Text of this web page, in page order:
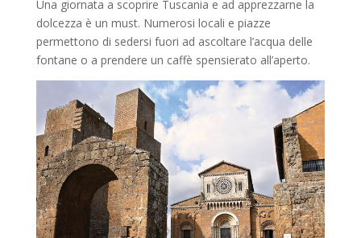
Una giornata a scoprire Tuscania e ad apprezzarne la
dolcezza è un must. Numerosi locali e piazze
permettono di sedersi fuori ad ascoltare l’acqua delle
fontane o a prendere un caffè spensierato all’aperto.